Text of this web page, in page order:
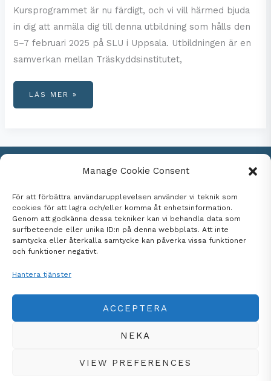
Manage Cookie Consent
För att förbättra användarupplevelsen använder vi teknik som
cookies för att lagra och/eller komma åt enhetsinformation.
Genom att godkänna dessa tekniker kan vi behandla data som
surfbeteende eller unika ID:n på denna webbplats. Att inte
samtycka eller återkalla samtycke kan påverka vissa funktioner
och funktioner negativt.
Hantera tjänster
ACCEPTERA
NEKA
VIEW PREFERENCES
Kursprogrammet är nu färdigt, och vi vill härmed bjuda
in dig att anmäla dig till denna utbildning som hålls den
5–7 februari 2025 på SLU i Uppsala. Utbildningen är en
samverkan mellan Träskyddsinstitutet,
INBJUDAN
UTBILDNING
INFORMATION
OCH
LÄS MER »
Kontakta oss
Cookie Policy
Sekretesspolicy
Imprint